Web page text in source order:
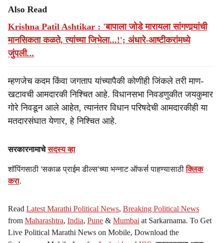
Also Read
Krishna Patil Ashtikar : 'बापाला जोडे मारायला सांगणार्‍यांची
मानसिकता कळते, त्यांच्या जिभेला...!'; अंधारे-आष्टीकरांमध्ये
जुंपली...
म्हणजेच कदम किंवा जगताप यांच्यापैकी कोणीही जिंकले तरी माण-
खटावची आमदारकी निश्चित आहे. विधानसभा निवडणुकीत जयकुमार
गोरे निवडून आले आहेत, त्यानंतर विधान परिषदेची आमदारकीही या
मतदारसंघात येणार, हे निश्चित आहे.
सरकारनामाचेसदस्य व्हा
शॉपिंगसाठी 'सकाळ प्राईम डील्स'च्या भन्नाट ऑफर्स पाहण्यासाठीक्लिक
करा.
Read Latest Marathi Political News, Breaking Political News
from Maharashtra, India, Pune & Mumbai at Sarkarnama. To Get
Live Political Marathi News on Mobile, Download the